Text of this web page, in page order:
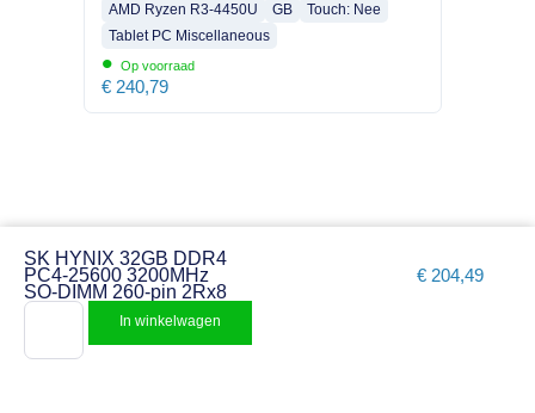
AMD Ryzen R3-4450U GB
Touch: Nee
Tablet PC Miscellaneous
• Op voorraad
€ 240,79
SK HYNIX 32GB DDR4
PC4-25600 3200MHz
SO-DIMM 260-pin 2Rx8
€ 204,49
In winkelwagen